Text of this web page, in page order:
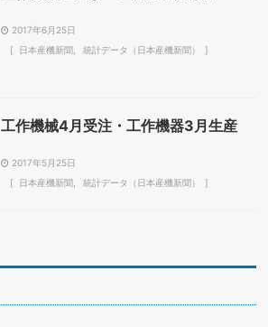
2017年6月25日
日本産機新聞
統計データ（日本産機新聞）
工作機械4月受注・工作機器3月生産
2017年5月25日
日本産機新聞
統計データ（日本産機新聞）